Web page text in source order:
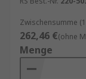
Zwischensumme
262,46 €(ohne
Menge